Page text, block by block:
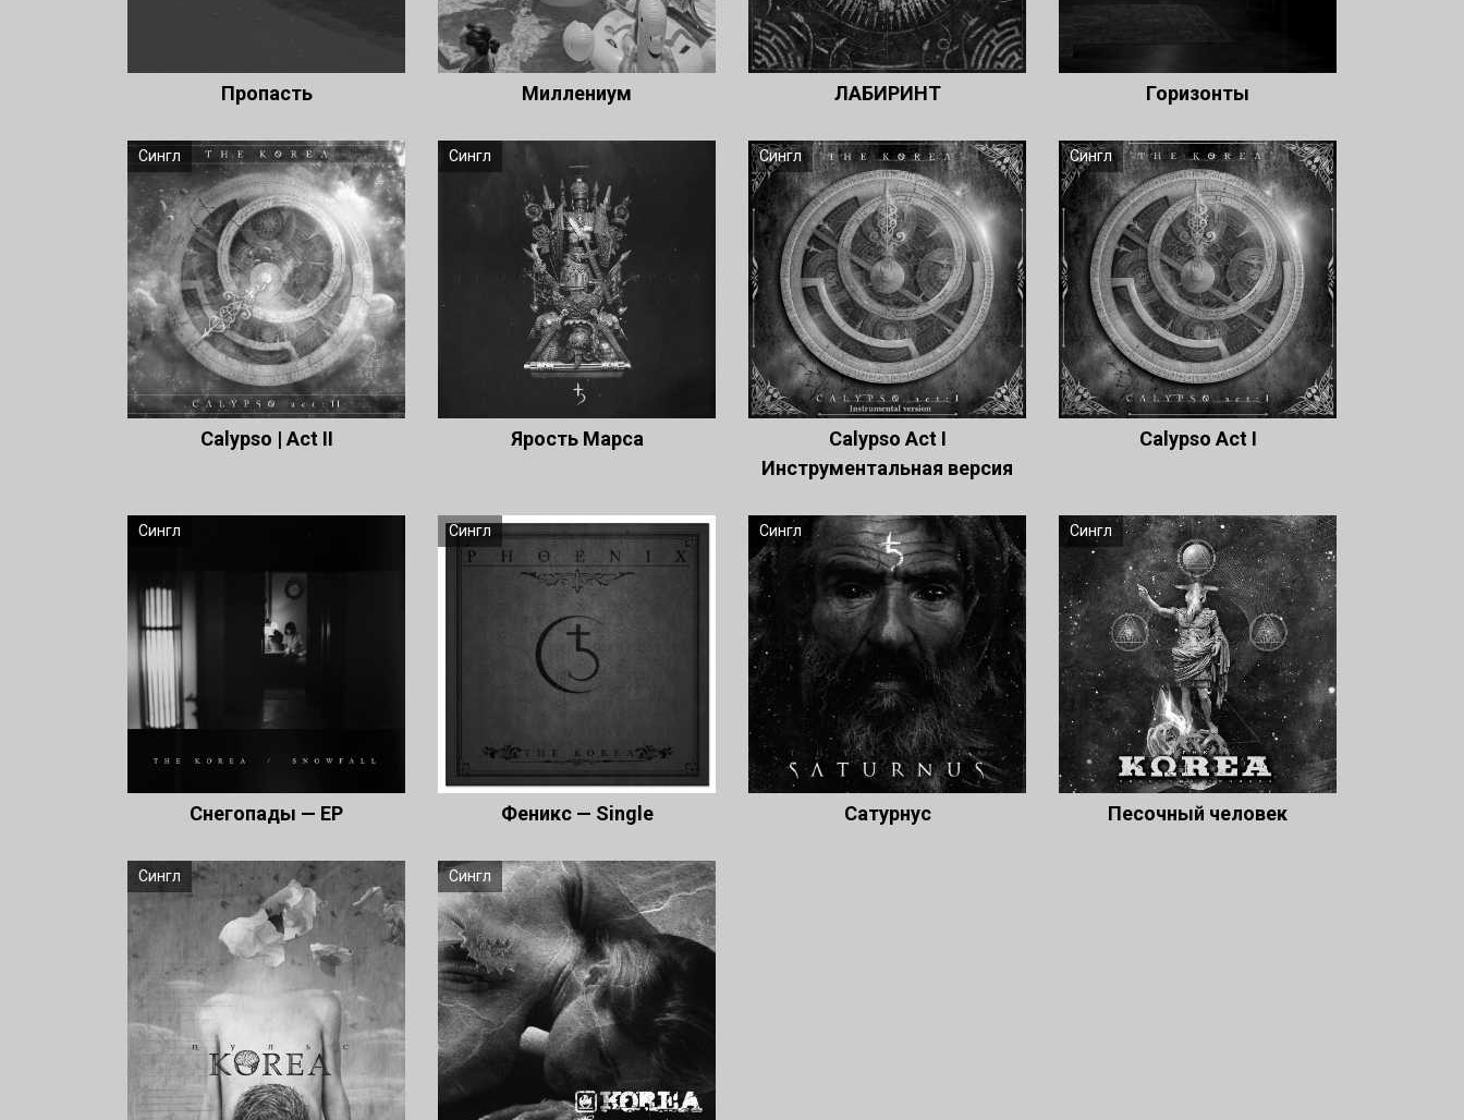
Пропасть Миллениум ЛАБИРИНТ Горизонты
Сингл
Calypso | Act II
Сингл
Ярость Марса
Сингл
Сalypso Act I
Инструментальная версия
Сингл
Сalypso Act I
Сингл
Снегопады — EP
Сингл
Феникс — Single
Сингл
Сатурнус
Сингл
Песочный человек
Сингл Сингл